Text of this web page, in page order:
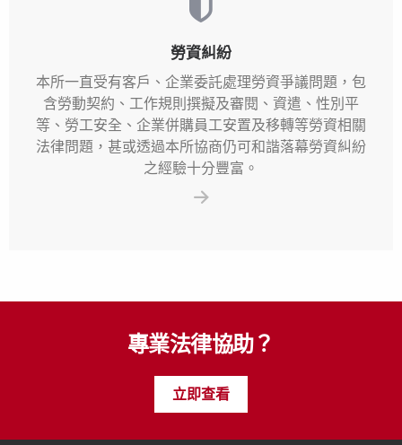
勞資糾紛
本所一直受有客戶、企業委託處理勞資爭議問題，包
含勞動契約、工作規則撰擬及審閱、資遣、性別平
等、勞工安全、企業併購員工安置及移轉等勞資相關
法律問題，甚或透過本所協商仍可和諧落幕勞資糾紛
之經驗十分豐富。
專業法律協助？
立即查看